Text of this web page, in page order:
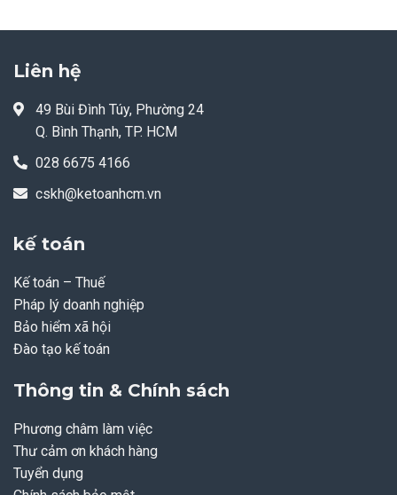
Liên hệ
49 Bùi Đình Túy, Phường 24
Q. Bình Thạnh, TP. HCM
028 6675 4166
cskh@ketoanhcm.vn
kế toán
Kế toán – Thuế
Pháp lý doanh nghiệp
Bảo hiểm xã hội
Đào tạo kế toán
Thông tin & Chính sách
Phương châm làm việc
Thư cảm ơn khách hàng
Tuyển dụng